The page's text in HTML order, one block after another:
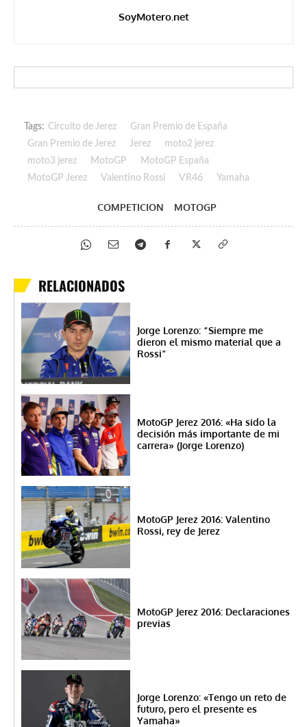
SoyMotero.net
Tags: Circuito de Jerez
Gran Premio de España
Gran Premio de Jerez
Jerez
moto2 jerez
moto3 jerez
MotoGP
MotoGP España
MotoGP Jerez
Valentino Rossi VR46 Yamaha
COMPETICION MOTOGP
RELACIONADOS
Jorge Lorenzo: “Siempre me
dieron el mismo material que a
Rossi”
MotoGP Jerez 2016: «Ha sido la
decisión más importante de mi
carrera» (Jorge Lorenzo)
MotoGP Jerez 2016: Valentino
Rossi, rey de Jerez
MotoGP Jerez 2016: Declaraciones
previas
Jorge Lorenzo: «Tengo un reto de
futuro, pero el presente es
Yamaha»